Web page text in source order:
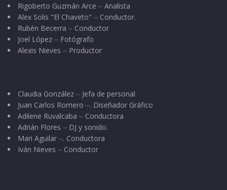
Rigoberto Guzmán Arce ⏤ Analista
Alex Solis "El Chaveto" ⏤ Conductor.
Rubén Becerra ⏤ Conductor
Joel López ⏤ Fotógrafo
Alexis Nieves ⏤ Productor
Claudia González ⏤ Jefa de personal
Juan Carlos Romero ⏤. Diseñador Gráfico
Adilene Ruvalcaba ⏤ Conductora
Adrián Flores ⏤ DJ y sonido.
Mari Aguilar ⏤. Conductora
Iván Nieves ⏤ Conductor